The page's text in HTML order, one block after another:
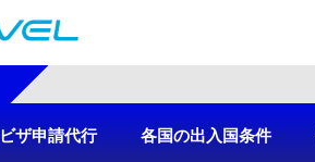
ビザ申請代行 各国の出入国条件